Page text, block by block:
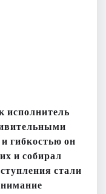
исполнитель
гибкостью он
и собирал
стали